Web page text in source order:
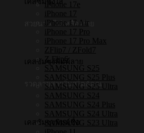
สวยนาน ไม่เหลืองง่าย
เคสซัมซุงพิมพ์ลาย
รวดลายสวยในสไตล์คุณ
เคสซัมซุงพิมพ์ชื่อ
iPhone 17e
iPhone 17
iPhone 17 Air
iPhone 17 Pro
iPhone 17 Pro Max
ZFlip7 / ZFold7
Z Flip6
SAMSUNG S25
SAMSUNG S25 Plus
SAMSUNG S25 Ultra
SAMSUNG S24
SAMSUNG S24 Plus
SAMSUNG S24 Ultra
SAMSUNG S23 Ultra